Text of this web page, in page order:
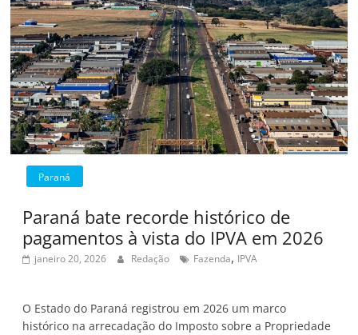
Paraná
Paraná bate recorde histórico de
pagamentos à vista do IPVA em 2026
janeiro 20, 2026 Redação Fazenda, IPVA
O Estado do Paraná registrou em 2026 um marco
histórico na arrecadação do Imposto sobre a Propriedade